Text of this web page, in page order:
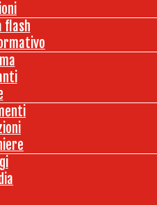
flash